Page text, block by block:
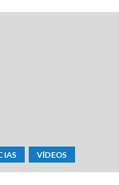
VÍDEOS